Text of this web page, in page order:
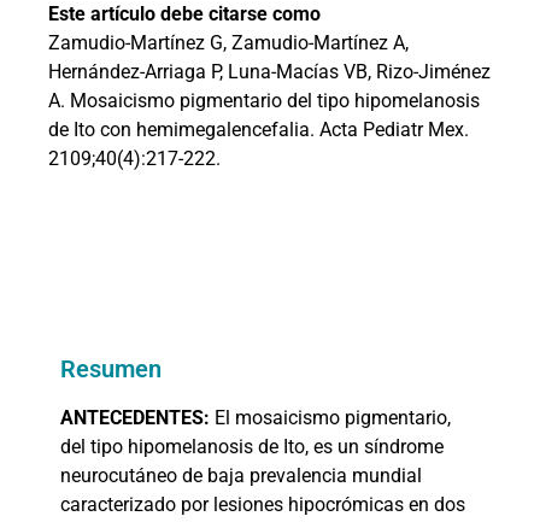
Este artículo debe citarse como
Zamudio-Martínez G, Zamudio-Martínez A,
Hernández-Arriaga P, Luna-Macías VB, Rizo-Jiménez
A. Mosaicismo pigmentario del tipo hipomelanosis
de Ito con hemimegalencefalia. Acta Pediatr Mex.
2109;40(4):217-222.
Resumen
ANTECEDENTES: El mosaicismo pigmentario,
del tipo hipomelanosis de Ito, es un síndrome
neurocutáneo de baja prevalencia mundial
caracterizado por lesiones hipocrómicas en dos